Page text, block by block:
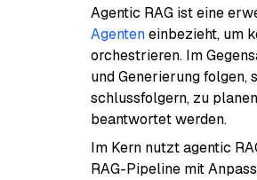
Agentic RAG ist eine
Agenteneinbezieht, um
orchestrieren. Im
und Generierung folgen,
schlussfolgern, zu
beantwortet werden.
Im Kern nutzt agentic
RAG-Pipeline mit